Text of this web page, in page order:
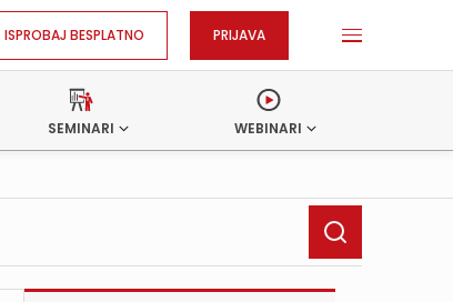
ISPROBAJ BESPLATNO PRIJAVA
SEMINARI WEBINARI